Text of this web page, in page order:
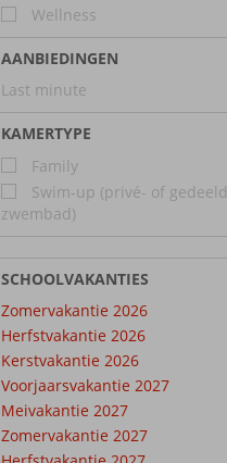
Wellness
AANBIEDINGEN
Last minute
KAMERTYPE
Family
Swim-up (privé- of gedeeld
zwembad)
SCHOOLVAKANTIES
Zomervakantie 2026
Herfstvakantie 2026
Kerstvakantie 2026
Voorjaarsvakantie 2027
Meivakantie 2027
Zomervakantie 2027